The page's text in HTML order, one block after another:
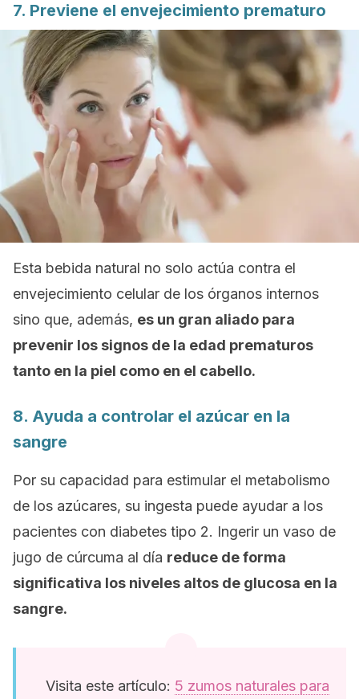
7. Previene el envejecimiento prematuro
Esta bebida natural no solo actúa contra el
envejecimiento celular de los órganos internos
sino que, además, es un gran aliado para
prevenir los signos de la edad prematuros
tanto en la piel como en el cabello.
8. Ayuda a controlar el azúcar en la
sangre
Por su capacidad para estimular el metabolismo
de los azúcares, su ingesta puede ayudar a los
pacientes con diabetes tipo 2. Ingerir un vaso de
jugo de cúrcuma al día reduce de forma
significativa los niveles altos de glucosa en la
sangre.
Visita este artículo: 5 zumos naturales para